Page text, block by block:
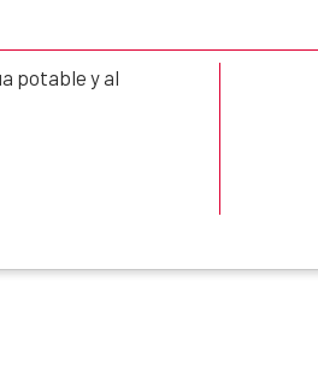
potable y al